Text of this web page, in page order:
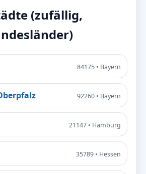
(zufällig,
84175 • Bayern
92260 • Bayern
21147 • Hamburg
35789 • Hessen